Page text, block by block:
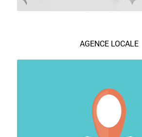
AGENCE LOCALE